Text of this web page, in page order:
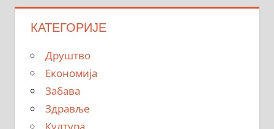
КАТЕГОРИЈЕ
Друштво
Економија
Забава
Здравље
Култура